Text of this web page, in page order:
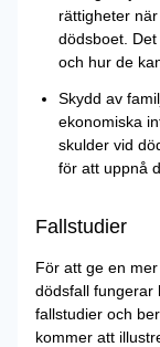
rättigheter
dödsboet.
och hur de
Skydd av
ekonomiska
skulder vid
för att uppnå
Fallstudier
För att ge en
dödsfall fungerar
fallstudier och
kommer att